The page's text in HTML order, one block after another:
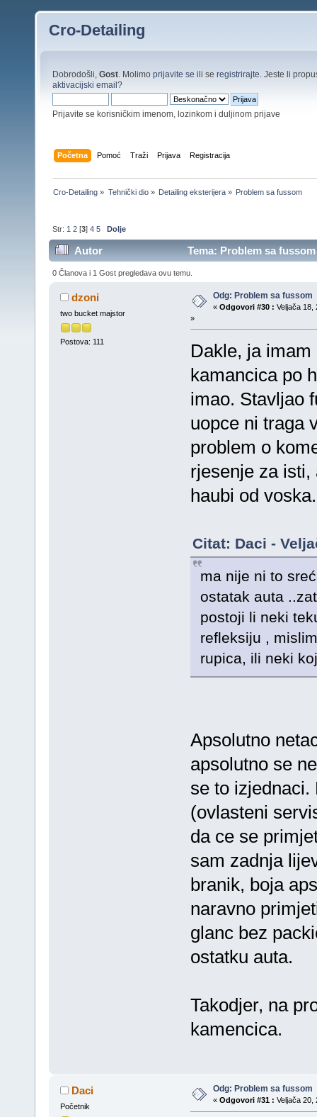
Cro-Detailing
Dobrodošli, Gost . Molimo prijavite se ili se registrirajte . Jeste li
aktivacijski email?
Prijavite se korisničkim imenom, lozinkom i duljinom prijave
Početna Pomoć Traži Prijava Registracija
Cro-Detailing » Tehnički dio» Detailing eksterijera» Problem sa fussom
Str: 1 2 [3]4 5 Dolje
Autor Tema: Problem sa
0 Članova i 1 Gost pregledava ovu temu.
dzoni
two bucket majstor
Postova: 111
Odg: Problem sa fussom
« Odgovori #30 : Veljača 18,
»
Dakle, ja
kamancica po
imao. Stavljao
uopce ni traga
problem o
rjesenje za isti,
haubi od voska.
Citat: Daci -
ma nije ni to
ostatak auta
postoji li neki
refleksiju ,
rupica, ili neki
Apsolutno
apsolutno se
se to
(ovlasteni
da ce se
sam zadnja
branik, boja
naravno
glanc bez
ostatku auta.
Takodjer, na
kamencica.
Daci
Početnik
Odg: Problem sa fussom
« Odgovori #31 : Veljača 20,